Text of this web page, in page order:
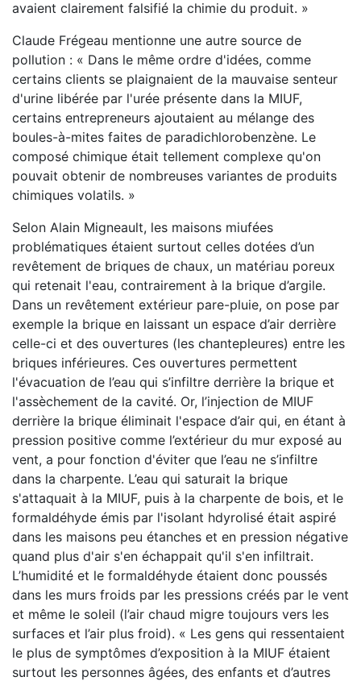
avaient clairement falsifié la chimie du produit. »
Claude Frégeau mentionne une autre source de
pollution : « Dans le même ordre d'idées, comme
certains clients se plaignaient de la mauvaise senteur
d'urine libérée par l'urée présente dans la MIUF,
certains entrepreneurs ajoutaient au mélange des
boules-à-mites faites de paradichlorobenzène. Le
composé chimique était tellement complexe qu'on
pouvait obtenir de nombreuses variantes de produits
chimiques volatils. »
Selon Alain Migneault, les maisons miufées
problématiques étaient surtout celles dotées d’un
revêtement de briques de chaux, un matériau poreux
qui retenait l'eau, contrairement à la brique d’argile.
Dans un revêtement extérieur pare-pluie, on pose par
exemple la brique en laissant un espace d’air derrière
celle-ci et des ouvertures (les chantepleures) entre les
briques inférieures. Ces ouvertures permettent
l'évacuation de l’eau qui s’infiltre derrière la brique et
l'assèchement de la cavité. Or, l’injection de MIUF
derrière la brique éliminait l'espace d’air qui, en étant à
pression positive comme l’extérieur du mur exposé au
vent, a pour fonction d'éviter que l’eau ne s’infiltre
dans la charpente. L’eau qui saturait la brique
s'attaquait à la MIUF, puis à la charpente de bois, et le
formaldéhyde émis par l'isolant hdyrolisé était aspiré
dans les maisons peu étanches et en pression négative
quand plus d'air s'en échappait qu'il s'en infiltrait.
L’humidité et le formaldéhyde étaient donc poussés
dans les murs froids par les pressions créés par le vent
et même le soleil (l’air chaud migre toujours vers les
surfaces et l’air plus froid). « Les gens qui ressentaient
le plus de symptômes d’exposition à la MIUF étaient
surtout les personnes âgées, des enfants et d’autres